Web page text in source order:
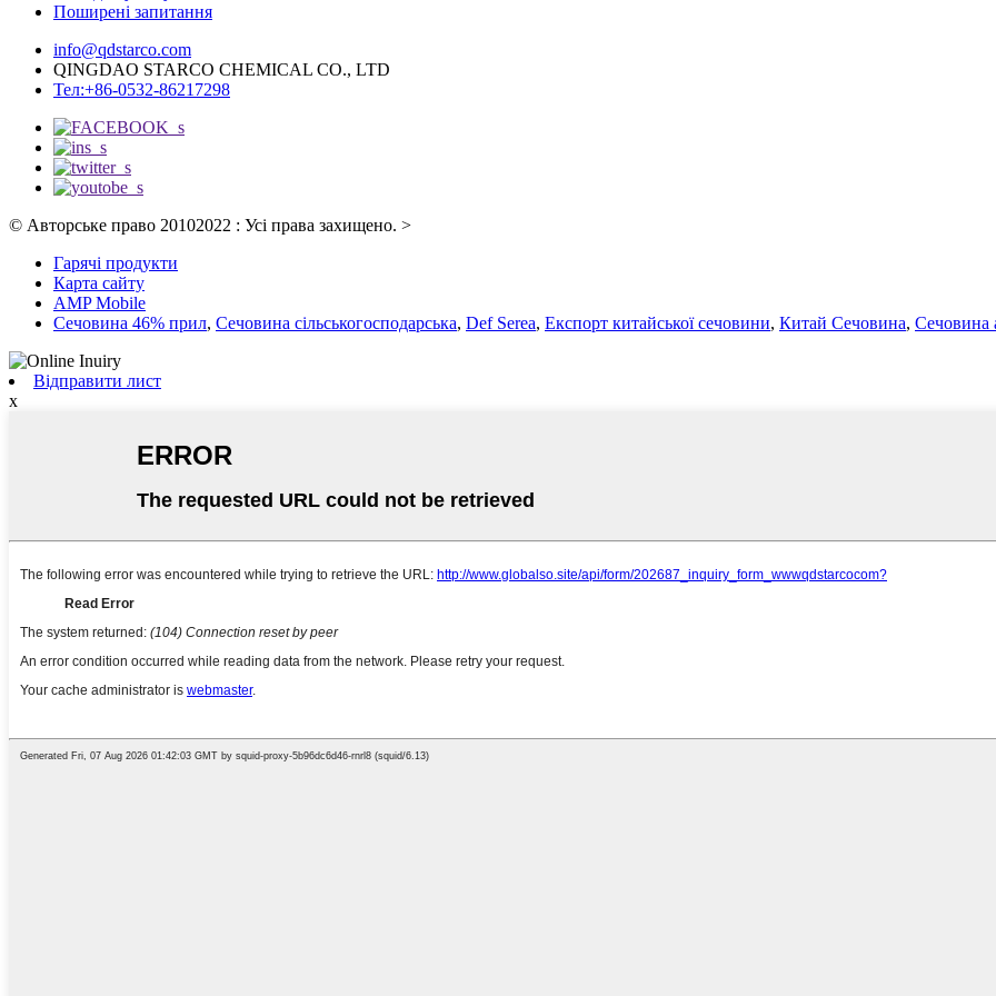
Поширені запитання
info@qdstarco.com
QINGDAO STARCO CHEMICAL CO., LTD
Тел:+86-0532-86217298
© Авторське право 20102022 : Усі права захищено. >
Гарячі продукти
Карта сайту
AMP Mobile
Сечовина 46% прил, Сечовина сільськогосподарська, Def Serea, Експорт китайської сечовини, Китай Сечовина, Сечовина
Відправити лист
x